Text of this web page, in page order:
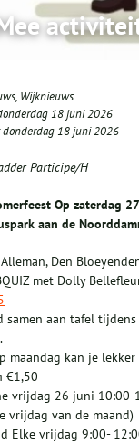
, Wijknieuws
18 juni 2026
donderdag 18 juni 2026
Participe/H
Op zaterdag
aan de
Den
met Dolly
samen aan tafel
maandag kan je
€1,50
vrijdag 26 juni 10:00-
vrijdag van de maand)
Elke vrijdag 9:00-